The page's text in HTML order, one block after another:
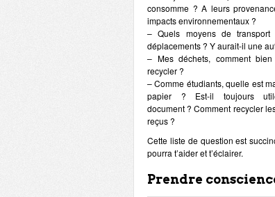
consomme ? A leurs
impacts environnementaux ?
– Quels moyens de transport
déplacements ? Y aurait-il une
– Mes déchets, comment
recycler ?
– Comme étudiants, quelle est
papier ? Est-il toujours
document ? Comment recycler
reçus ?
Cette liste de question est
pourra t’aider et t’éclairer.
Prendre